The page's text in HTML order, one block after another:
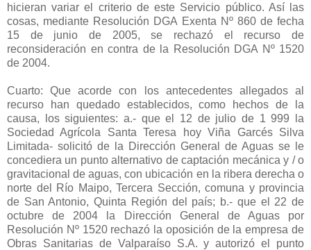
hicieran variar el criterio de este Servicio público. Así las
cosas, mediante Resolución DGA Exenta Nº 860 de fecha
15 de junio de 2005, se rechazó el recurso de
reconsideración en contra de la Resolución DGA Nº 1520
de 2004.
Cuarto: Que acorde con los antecedentes allegados al
recurso han quedado establecidos, como hechos de la
causa, los siguientes: a.- que el 12 de julio de 1 999 la
Sociedad Agrícola Santa Teresa hoy Viña Garcés Silva
Limitada- solicitó de la Dirección General de Aguas se le
concediera un punto alternativo de captación mecánica y / o
gravitacional de aguas, con ubicación en la ribera derecha o
norte del Río Maipo, Tercera Sección, comuna y provincia
de San Antonio, Quinta Región del país; b.- que el 22 de
octubre de 2004 la Dirección General de Aguas por
Resolución Nº 1520 rechazó la oposición de la empresa de
Obras Sanitarias de Valparaíso S.A. y autorizó el punto